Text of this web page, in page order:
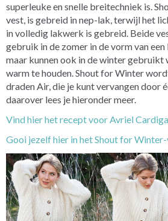
superleuke en snelle breitechniek is.
vest, is gebreid in nep-lak, terwijl het
in volledig lakwerk is gebreid. Beide
gebruik in de zomer in de vorm van
maar kunnen ook in de winter gebruikt
warm te houden. Shout for Winter
draden Air, die je kunt vervangen door
daarover lees je hieronder meer.
Vind hier het recept voor Avriel
Gooi jezelf hier in het Shout for